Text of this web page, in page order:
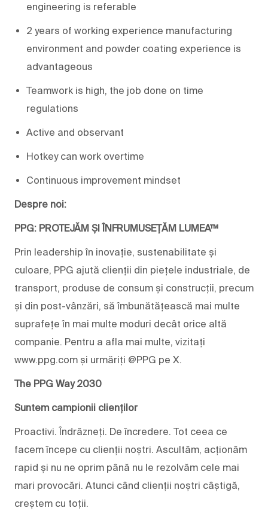
engineering is referable
2 years of working experience manufacturing
environment and powder coating experience is
advantageous
Teamwork is high, the job done on time
regulations
Active and observant
Hotkey can work overtime
Continuous improvement mindset
Despre noi:
PPG: PROTEJĂM ȘI ÎNFRUMUSEȚĂM LUMEA™
Prin leadership în inovație, sustenabilitate și
culoare, PPG ajută clienții din piețele industriale, de
transport, produse de consum și construcții, precum
și din post-vânzări, să îmbunătățească mai multe
suprafețe în mai multe moduri decât orice altă
companie. Pentru a afla mai multe, vizitați
www.ppg.com și urmăriți @PPG pe X.
The PPG Way 2030
Suntem campionii clienților
Proactivi. Îndrăzneți. De încredere. Tot ceea ce
facem începe cu clienții noștri. Ascultăm, acționăm
rapid și nu ne oprim până nu le rezolvăm cele mai
mari provocări. Atunci când clienții noștri câștigă,
creștem cu toții.